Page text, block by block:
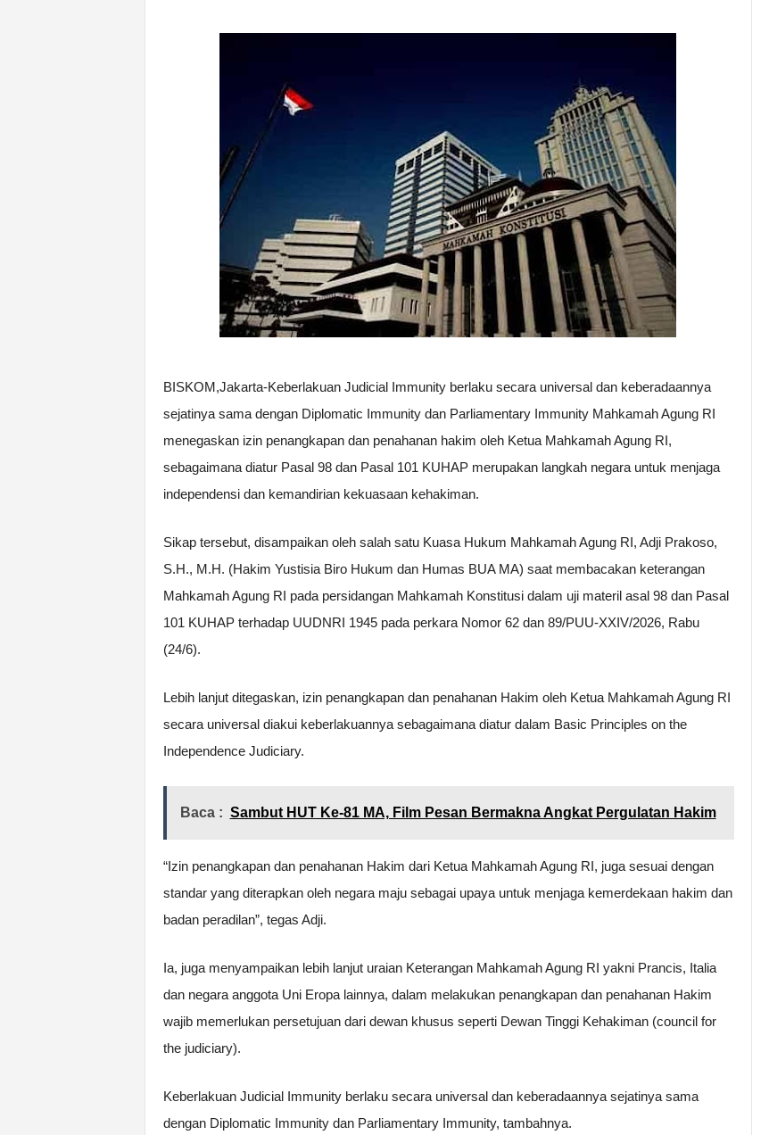
BISKOM,Jakarta-Keberlakuan Judicial Immunity berlaku secara universal dan keberadaannya
sejatinya sama dengan Diplomatic Immunity dan Parliamentary Immunity Mahkamah Agung RI
menegaskan izin penangkapan dan penahanan hakim oleh Ketua Mahkamah Agung RI,
sebagaimana diatur Pasal 98 dan Pasal 101 KUHAP merupakan langkah negara untuk menjaga
independensi dan kemandirian kekuasaan kehakiman.
Sikap tersebut, disampaikan oleh salah satu Kuasa Hukum Mahkamah Agung RI, Adji Prakoso,
S.H., M.H. (Hakim Yustisia Biro Hukum dan Humas BUA MA) saat membacakan keterangan
Mahkamah Agung RI pada persidangan Mahkamah Konstitusi dalam uji materil asal 98 dan Pasal
101 KUHAP terhadap UUDNRI 1945 pada perkara Nomor 62 dan 89/PUU-XXIV/2026, Rabu
(24/6).
Lebih lanjut ditegaskan, izin penangkapan dan penahanan Hakim oleh Ketua Mahkamah Agung RI
secara universal diakui keberlakuannya sebagaimana diatur dalam Basic Principles on the
Independence Judiciary.
Baca : Sambut HUT Ke-81 MA, Film Pesan Bermakna Angkat Pergulatan Hakim
“Izin penangkapan dan penahanan Hakim dari Ketua Mahkamah Agung RI, juga sesuai dengan
standar yang diterapkan oleh negara maju sebagai upaya untuk menjaga kemerdekaan hakim dan
badan peradilan”, tegas Adji.
Ia, juga menyampaikan lebih lanjut uraian Keterangan Mahkamah Agung RI yakni Prancis, Italia
dan negara anggota Uni Eropa lainnya, dalam melakukan penangkapan dan penahanan Hakim
wajib memerlukan persetujuan dari dewan khusus seperti Dewan Tinggi Kehakiman (council for
the judiciary).
Keberlakuan Judicial Immunity berlaku secara universal dan keberadaannya sejatinya sama
dengan Diplomatic Immunity dan Parliamentary Immunity, tambahnya.